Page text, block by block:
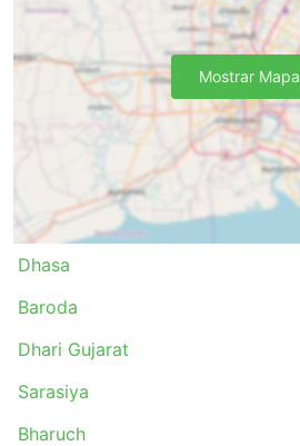
Dhasa
Baroda
Dhari Gujarat
Sarasiya
Bharuch
Mostrar Mapa